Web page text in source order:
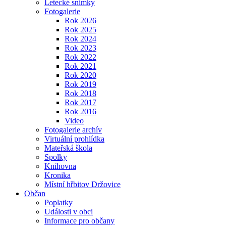
Letecké snímky
Fotogalerie
Rok 2026
Rok 2025
Rok 2024
Rok 2023
Rok 2022
Rok 2021
Rok 2020
Rok 2019
Rok 2018
Rok 2017
Rok 2016
Video
Fotogalerie archív
Virtuální prohlídka
Mateřská škola
Spolky
Knihovna
Kronika
Místní hřbitov Držovice
Občan
Poplatky
Události v obci
Informace pro občany